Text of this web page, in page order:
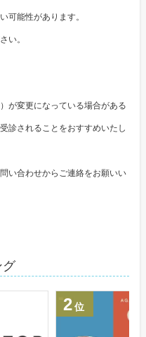
可能性があります。
い。
が変更になっている場合がある
診されることをおすすめいたし
い合わせからご連絡をお願いい
グ
2位